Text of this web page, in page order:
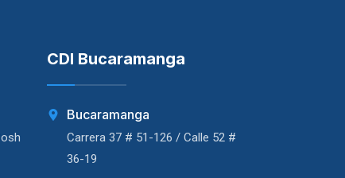
CDI Bucaramanga
Bucaramanga
Carrera 37 # 51-126 / Calle 52 #
36-19